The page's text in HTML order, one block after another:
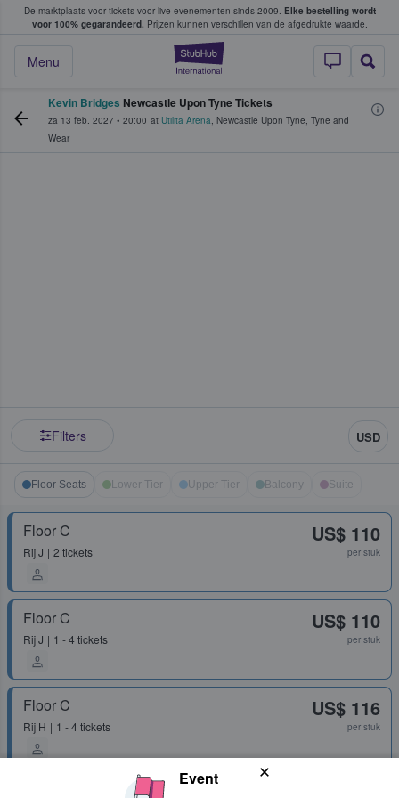
De marktplaats voor tickets voor live-evenementen sinds 2009. Elke bestelling wordt
voor 100% gegarandeerd. Prijzen kunnen verschillen van de afgedrukte waarde.
StubHub: waar
Menu
tickets kopen en verkopen
Kevin Bridges Newcastle Upon Tyne Tickets
za 13 feb. 2027 • 20:00 at Utilita Arena, Newcastle Upon Tyne, Tyne and
Wear
Filters USD
Floor Seats Lower Tier Upper Tier Balcony Suite
Floor C
RijJ 2 tickets
US$ 110
per stuk
Floor C
RijJ 1 - 4 tickets
US$ 110
per stuk
Floor C
Rij H 1 - 4 tickets
US$ 116
per stuk
Event